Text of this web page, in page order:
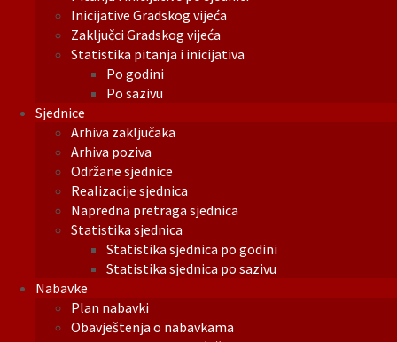
Inicijative Gradskog vijeća
Zaključci Gradskog vijeća
Statistika pitanja i inicijativa
Po godini
Po sazivu
Sjednice
Arhiva zaključaka
Arhiva poziva
Održane sjednice
Realizacije sjednica
Napredna pretraga sjednica
Statistika sjednica
Statistika sjednica po godini
Statistika sjednica po sazivu
Nabavke
Plan nabavki
Obavještenja o nabavkama